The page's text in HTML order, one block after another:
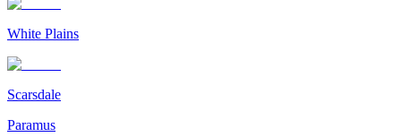
White Plains
Scarsdale
Paramus